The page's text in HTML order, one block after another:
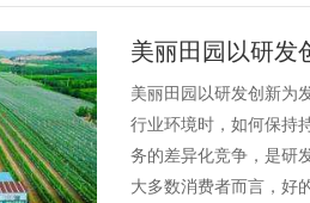
美丽田园以研发
美丽田园以研发创新为
行业环境时，如何保持
务的差异化竞争，是研
大多数消费者而言，好